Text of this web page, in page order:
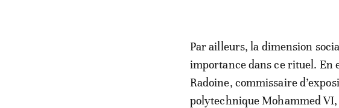
Par ailleurs, la dimension
importance dans ce rituel. En
Radoine, commissaire
polytechnique Mohammed